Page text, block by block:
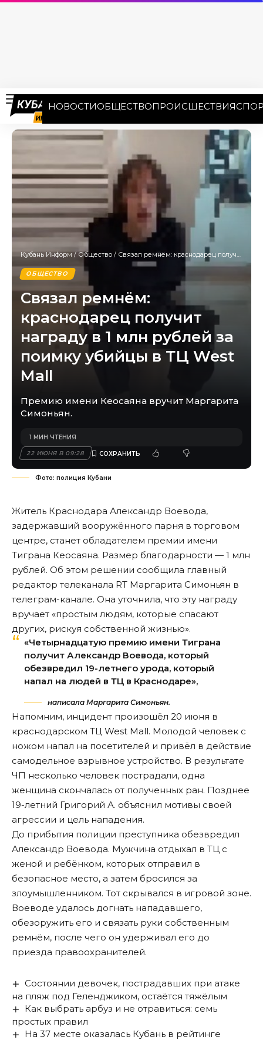
НОВОСТИОБЩЕСТВОПРОИСШЕСТВИЯ
Кубань Информ /Общество / Связал ремнём: краснодарец получит награду в 1 млн рублей за поимку убийцы в ТЦ West Mall
ОБЩЕСТВО
Связал ремнём:
краснодарец получит
награду в 1 млн рублей за
поимку убийцы в ТЦ West
Mall
Премию имени Кеосаяна вручит Маргарита
Симоньян.
22 ИЮНЯ В 09:28
1 МИН ЧТЕНИЯ
Фото: полиция Кубани
Житель Краснодара Александр Воевода,
задержавший вооружённого парня в торговом
центре, станет обладателем премии имени
Тиграна Кеосаяна. Размер благодарности — 1 млн
рублей. Об этом решении сообщила главный
редактор телеканала RT Маргарита Симоньян в
телеграм-канале. Она уточнила, что эту награду
вручает «простым людям, которые спасают
других, рискуя собственной жизнью».
«Четырнадцатую премию имени Тиграна
получит Александр Воевода, который
обезвредил 19-летнего урода, который
напал на людей в ТЦ в Краснодаре»,
написала Маргарита Симоньян.
Напомним, инцидент произошёл 20 июня в
краснодарском ТЦ West Mall. Молодой человек с
ножом напал на посетителей и привёл в действие
самодельное взрывное устройство. В результате
ЧП несколько человек пострадали, одна
женщина скончалась от полученных ран. Позднее
19-летний Григорий А. объяснил мотивы своей
агрессии и цель нападения.
До прибытия полиции преступника обезвредил
Александр Воевода. Мужчина отдыхал в ТЦ с
женой и ребёнком, которых отправил в
безопасное место, а затем бросился за
злоумышленником. Тот скрывался в игровой зоне.
Воеводе удалось догнать нападавшего,
обезоружить его и связать руки собственным
ремнём, после чего он удерживал его до
приезда правоохранителей.
Состоянии девочек, пострадавших при атаке
на пляж под Геленджиком, остаётся тяжёлым
Как выбрать арбуз и не отравиться: семь
простых правил
На 37 месте оказалась Кубань в рейтинге